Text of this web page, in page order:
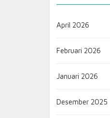
April 2026
Februari 2026
Januari 2026
Desember 2025